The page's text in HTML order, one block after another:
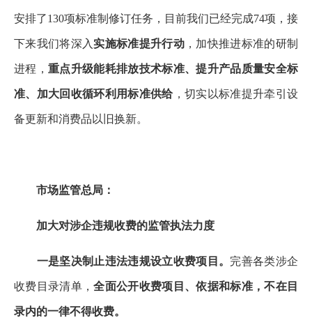
安排了130项标准制修订任务，目前我们已经完成74项，接
下来我们将深入实施标准提升行动 ，加快推进标准的研制
进程， 重点升级能耗排放技术标准、提升产品质量安全标
准、加大回收循环利用标准供给，切实以标准提升牵引设
备更新和消费品以旧换新。
市场监管总局：
加大对涉企违规收费的监管执法力度
一是坚决制止违法违规设立收费项目。 完善各类涉企
收费目录清单，全面公开收费项目、依据和标准，不在目
录内的一律不得收费。